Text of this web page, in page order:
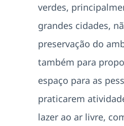
verdes,
grandes cidades,
preservação do
também para
espaço para as
praticarem
lazer ao ar livre,